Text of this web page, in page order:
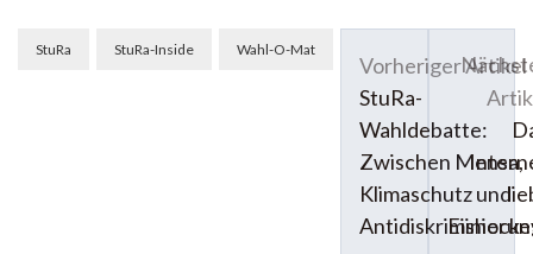
StuRa StuRa-Inside Wahl-O-Mat
Beitragsnavigation
Vorheriger Artikel
StuRa-
Wahldebatte:
Zwischen Mensa,
Klimaschutz und